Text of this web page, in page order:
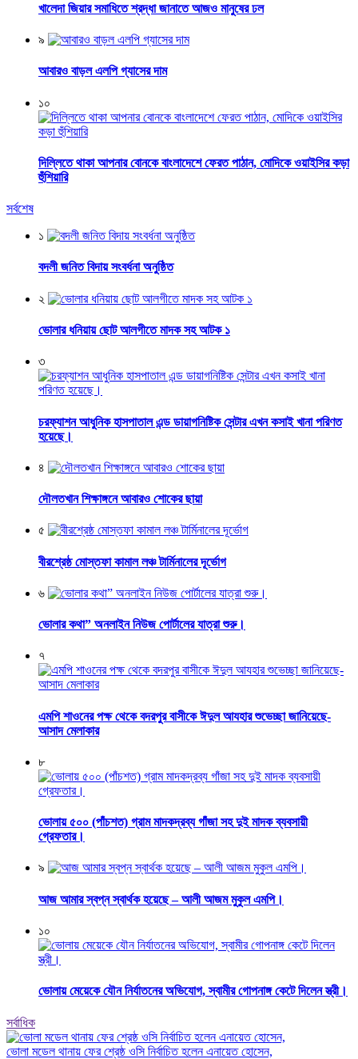
খালেদা জিয়ার সমাধিতে শ্রদ্ধা জানাতে আজও মানুষের ঢল
৯
আবারও বাড়ল এলপি গ্যাসের দাম
১০
দিল্লিতে থাকা আপনার বোনকে বাংলাদেশে ফেরত পাঠান, মোদিকে ওয়াইসির কড়া
হুঁশিয়ারি
সর্বশেষ
১
বদলী জনিত বিদায় সংবর্ধনা অনুষ্ঠিত
২
ভোলার ধনিয়ায় ছোট আলগীতে মাদক সহ আটক ১
৩
চরফ্যাশন আধুনিক হাসপাতাল এন্ড ডায়াগনিষ্টিক সেন্টার এখন কসাই খানা পরিণত
হয়েছে।
৪
দৌলতখান শিক্ষাঙ্গনে আবারও শোকের ছায়া
৫
বীরশ্রেষ্ঠ মোস্তফা কামাল লঞ্চ টার্মিনালের দূর্ভোগ
৬
ভোলার কথা” অনলাইন নিউজ পোর্টালের যাত্রা শুরু।
৭
এমপি শাওনের পক্ষ থেকে বদরপুর বাসীকে ঈদুল আযহার শুভেচ্ছা জানিয়েছে-
আসাদ মেলাকার
৮
ভোলায় ৫০০ (পাঁচশত) গ্রাম মাদকদ্রব্য গাঁজা সহ দুই মাদক ব্যবসায়ী
গ্রেফতার।
৯
আজ আমার স্বপ্ন স্বার্থক হয়েছে – আলী আজম মুকুল এমপি।
১০
ভোলায় মেয়েকে যৌন নির্যাতনের অভিযোগ, স্বামীর গোপনাঙ্গ কেটে দিলেন স্ত্রী।
সর্বাধিক
ভোলা মডেল থানায় ফের শ্রেষ্ঠ ওসি নির্বাচিত হলেন এনায়েত হোসেন,